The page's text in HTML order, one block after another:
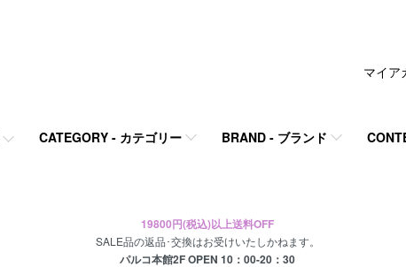
CATEGORY - カテゴリー BRAND - ブランド
マイア
19800円(税込)以上送料OFF
SALE品の返品･交換はお受けいたしかねます。
パルコ本館2F OPEN 10：00-20：30